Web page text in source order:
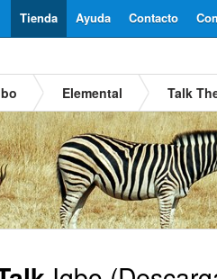
Contacto
Ayuda
Tienda
Elemental Talk